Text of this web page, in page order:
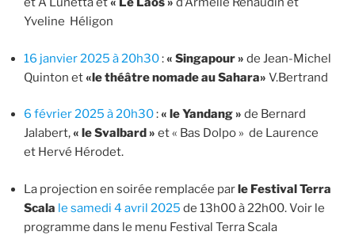
Yveline Héligon
16 janvier 2025 à 20h30:« Singapour » de Jean-Michel
Quinton et«le théâtre nomade au Sahara» V.Bertrand
6 février 2025 à 20h30:« le Yandang » de Bernard
Jalabert,« le Svalbard » et « Bas Dolpo » de Laurence
et Hervé Hérodet.
La projection en soirée remplacée parle Festival Terra
Scala le samedi 4 avril 2025 de 13h00 à 22h00. Voir le
programme dans le menu Festival Terra Scala